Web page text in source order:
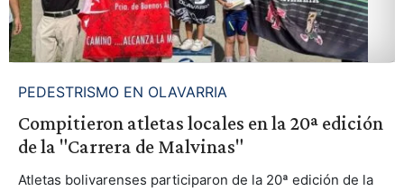
PEDESTRISMO EN OLAVARRIA
Compitieron atletas locales en la 20ª edición
de la "Carrera de Malvinas"
Atletas bolivarenses participaron de la 20ª edición de la